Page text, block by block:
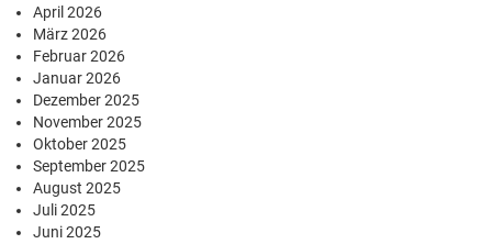
April 2026
März 2026
Februar 2026
Januar 2026
Dezember 2025
November 2025
Oktober 2025
September 2025
August 2025
Juli 2025
Juni 2025